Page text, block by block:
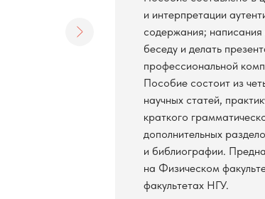
и интерпретации
содержания;
беседу и делать
профессиональной
Пособие состоит из
научных статей,
краткого
дополнительных
и библиографии.
на Физическом
факультетах НГУ.